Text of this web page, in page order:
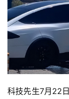
科技先生7月22